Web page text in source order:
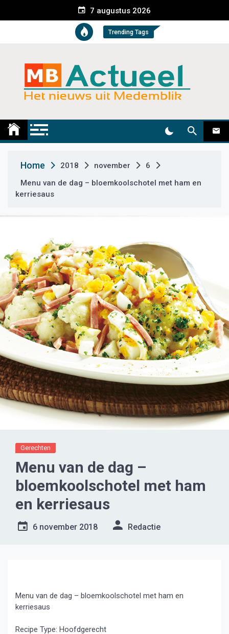
e
t
7 augustus 2026
Trending Tags
Medemblik Actueel
Home 2018 november
6
Menu van de dag – bloemkoolschotel met ham en
kerriesaus
Gerechten
Menu van de dag –
bloemkoolschotel met ham
en kerriesaus
6 november 2018 Redactie
Menu van de dag – bloemkoolschotel met ham en
kerriesaus
Recipe Type: Hoofdgerecht